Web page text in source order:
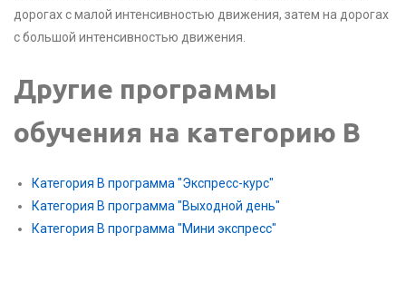
дорогах с малой интенсивностью движения, затем на дорогах
с большой интенсивностью движения.
Другие программы
обучения на категорию B
Категория B программа "Экспресс-курс"
Категория B программа "Выходной день"
Категория B программа "Мини экспресс"